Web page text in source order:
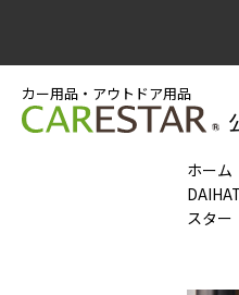
カー用品・アウトドア用品
ホーム
スター